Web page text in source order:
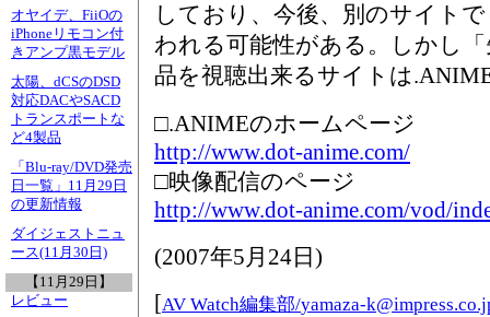
オヤイデ、FiiOの
iPhoneリモコン付
きアンプ黒モデル
太陽、dCSのDSD
対応DACやSACD
トランスポートな
ど4製品
「Blu-ray/DVD発売
日一覧」11月29日
の更新情報
ダイジェストニュ
ース(11月30日)
【11月29日】
レビュー
しており、今後、別のサイト
われる可能性がある。しかし
品を視聴出来るサイトは
□.ANIMEのホームページ
http://www.dot-anime.com/
□映像配信のページ
http://www.dot-anime.com/vod/
(2007年5月24日 )
[AV Watch編集部/yamaza-